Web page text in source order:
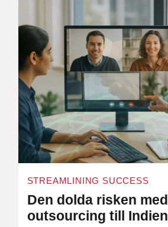
STREAMLINING SUCCESS
Den dolda risken med
outsourcing till Indien